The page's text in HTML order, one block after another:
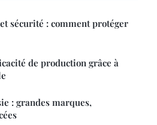
sécurité : comment protéger
de production grâce à
: grandes marques,